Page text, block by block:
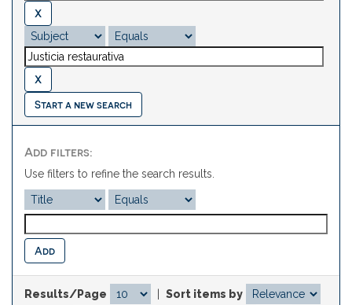
Start a new search
Add filters:
Use filters to refine the search results.
Results/Page
Sort items by